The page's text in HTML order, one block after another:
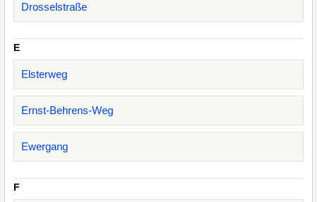
Drosselstraße
E
Elsterweg
Ernst-Behrens-Weg
Ewergang
F